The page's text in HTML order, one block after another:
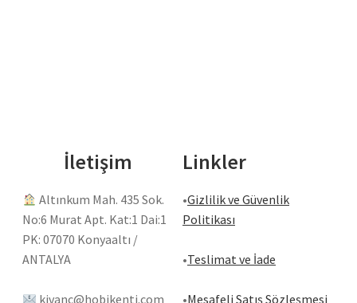
İletişim
Altınkum Mah. 435 Sok.
No:6 Murat Apt. Kat:1 Dai:1
PK: 07070 Konyaaltı /
ANTALYA
kivanc@hobikenti.com
Linkler
•Gizlilik ve Güvenlik
Politikası
•Teslimat ve İade
•Mesafeli Satış Sözleşmesi